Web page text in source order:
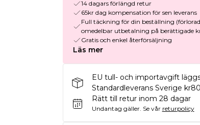
14 dagars förlängd retur
65kr dag kompensation för sen leverans
Full täckning för din beställning
omedelbar utbetalning på berättigade
Gratis och enkel återförsäljning
Läs mer
EU tull- och importavgift
Standardleverans Sverige kr80
Rätt till retur inom 28 dagar
Undantag gäller. Se vår returpolicy